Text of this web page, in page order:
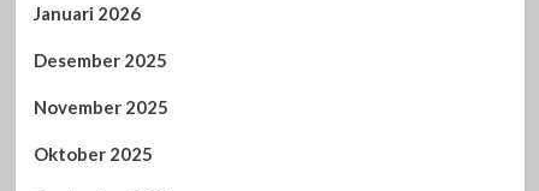
Januari 2026
Desember 2025
November 2025
Oktober 2025